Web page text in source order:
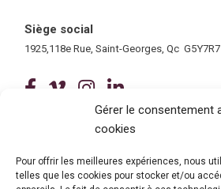
Gérer le consentement
cookies
Pour offrir les meilleures expériences, nous
telles que les cookies pour stocker et/ou
Siège social
1925,118e Rue, Saint-Georges, Qc G5Y7R7
(ce lien ouvre dans
(ce lien ouvre
(ce lien ouvre
Tous droits réservés © 2026 Centre de
Politique de confidentialité|Accessibilité
Conception site web : Ubéo solutions web(ce